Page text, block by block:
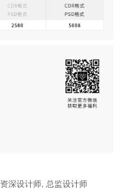
资深设计师,总监设计师